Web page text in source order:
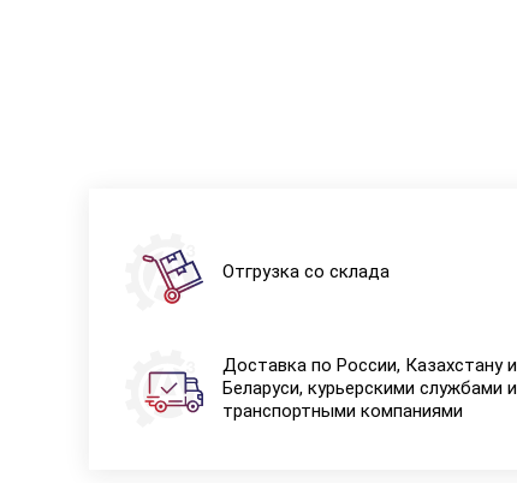
Отгрузка со склада
Доставка по России, Казахстану и
Беларуси, курьерскими службами и
транспортными компаниями